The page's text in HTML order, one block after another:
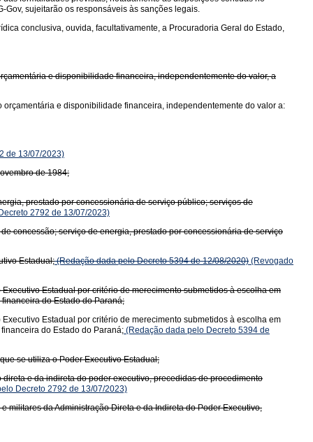
Gov, sujeitarão os responsáveis às sanções legais.
conclusiva, ouvida, facultativamente, a Procuradoria Geral do Estado,
e disponibilidade financeira, independentemente do valor, a
e disponibilidade financeira, independentemente do valor a:
de 13/07/2023)
de 1984;
prestado por concessionária de serviço público; serviços de
2792 de 13/07/2023)
concessão; serviço de energia, prestado por concessionária de serviço
Estadual;(Redação dada pelo Decreto 5394 de 12/08/2020) (Revogado
Estadual por critério de merecimento submetidos à escolha em
do Estado do Paraná;
Estadual por critério de merecimento submetidos à escolha em
do Estado do Paraná; (Redação dada pelo Decreto 5394 de
se utiliza o Poder Executivo Estadual;
e da indireta do poder executivo, precedidas de procedimento
Decreto 2792 de 13/07/2023)
militares da Administração Direta e da Indireta do Poder Executivo,